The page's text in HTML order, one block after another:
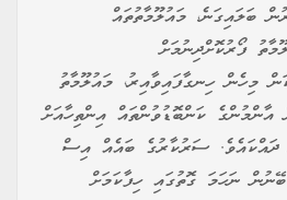
ބަލައިގަނެ، މައުލޫމާތުތައް
ފޯރުކޮށްދިނުމަށް
މިހެން ހިނގާފައިވާއިރު، މައުލޫމާތު
ކަންބޮޑުވުންތައް އިންތިހާއަށް
ދައްކައެވެ. ސަރުކާރުގެ ބައެއް އިސް
ނަހަމަ ގޮތުގައި ހިފާކަމަށް